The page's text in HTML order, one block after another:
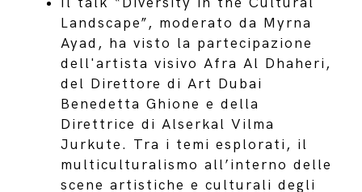
Landscape”, moderato da Myrna
Ayad, ha visto la partecipazione
dell'artista visivo Afra Al Dhaheri,
del Direttore di Art Dubai
Benedetta Ghione e della
Direttrice di Alserkal Vilma
Jurkute. Tra i temi esplorati, il
multiculturalismo all’interno delle
scene artistiche e culturali degli